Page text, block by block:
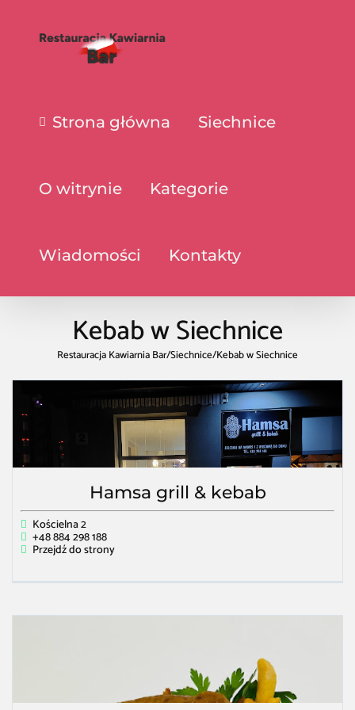
Strona główna Siechnice
O witrynie Kategorie
Wiadomości Kontakty
Kebab w Siechnice
Restauracja Kawiarnia Bar/Siechnice/Kebab w Siechnice
Hamsa grill & kebab
Kościelna 2
+48 884 298 188
Przejdź do strony